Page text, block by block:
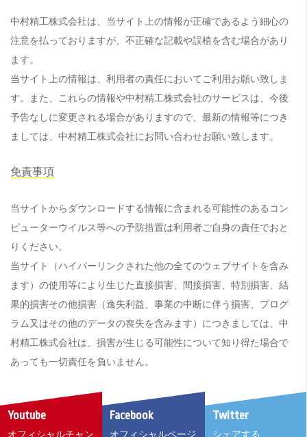
中村精工株式会社は、当サイト上の情報が正確であるよう細心の
注意を払っておりますが、不正確な記載や誤植を含む場合があり
ます。
当サイト上の情報は、利用者の責任においてご利用お願い致しま
す。また、これらの情報や中村精工株式会社のサービスは、今後
予告なしに変更される場合がありますので、最新の情報等につき
ましては、中村精工株式会社にお問い合わせお願い致します。
免責事項
当サイトからダウンロードする情報に含まれる可能性のあるコン
ピューターウイルス等への予防措置は利用者ご自身の責任でおと
りください。
当サイト（ハイパーリンクされた他の全てのウェブサイトを含み
ます）の使用等により生じた直接損害、間接損害、特別損害、結
果的損害その他損害（逸失利益、事業の中断に伴う損害、プログ
ラム又はその他のデータの喪失を含みます）につきましては、中
村精工株式会社は、損害が生じる可能性について知り得た場合で
あっても一切責任を負いません。
Youtube
オフィシャルチャン
Facebook
オフィシャルページ
Twitter
シェアする